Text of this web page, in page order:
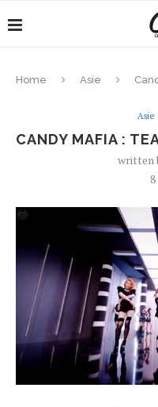
Home Asie
Asie
CANDY MAFIA :
written